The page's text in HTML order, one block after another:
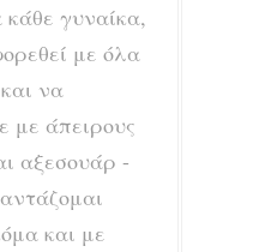
κάθε γυναίκα,
με όλα
να
με άπειρους
αξεσουάρ -
και με